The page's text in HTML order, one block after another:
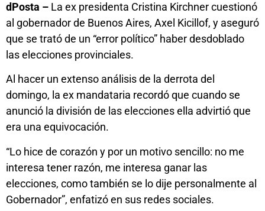
dPosta – La ex presidenta Cristina Kirchner cuestionó
al gobernador de Buenos Aires, Axel Kicillof, y aseguró
que se trató de un “error político” haber desdoblado
las elecciones provinciales.
Al hacer un extenso análisis de la derrota del
domingo, la ex mandataria recordó que cuando se
anunció la división de las elecciones ella advirtió que
era una equivocación.
“Lo hice de corazón y por un motivo sencillo: no me
interesa tener razón, me interesa ganar las
elecciones, como también se lo dije personalmente al
Gobernador”, enfatizó en sus redes sociales.